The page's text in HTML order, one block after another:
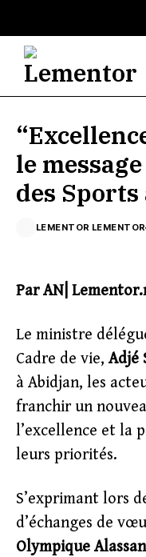
le
des
LEMENTOR LEMENTOR
Par AN|
Le ministre
Cadre de vie, Adjé
à Abidjan, les
franchir un
l’excellence et la
leurs priorités.
S’exprimant lors
d’échanges de
Olympique